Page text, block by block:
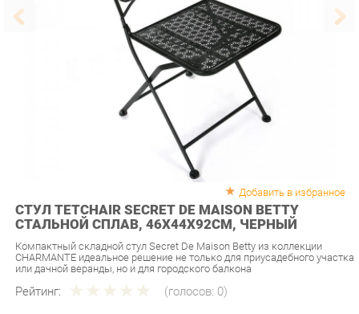
СТУЛ TETCHAIR SECRET DE MAISON BETTY
СТАЛЬНОЙ СПЛАВ, 46Х44Х92СМ, ЧЕРНЫЙ
Компактный складной стул Secret De Maison Betty из коллекции
CHARMANTE идеальное решение не только для приусадебного участка
или дачной веранды, но и для городского балкона
Рейтинг: (голосов:0)
Артикул: u-0371637